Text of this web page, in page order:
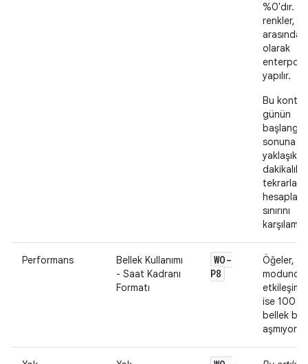
%0'dır.
renkler,
arasında
olarak
yapılır.
Bu
günün
sonuna
yaklaşık
dakikalık
sınırını
Performans
Bellek Kullanımı
- Saat Kadranı
Formatı
WO-
P8
Öğeler,
modunda
ise 100
bellek
aşmıyor.